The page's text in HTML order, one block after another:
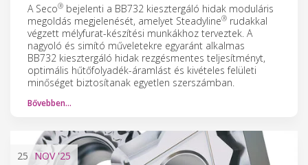
A Seco® bejelenti a BB732 kiesztergáló hidak moduláris
megoldás megjelenését, amelyet Steadyline® rudakkal
végzett mélyfurat-készítési munkákhoz terveztek. A
nagyoló és simító műveletekre egyaránt alkalmas
BB732 kiesztergáló hidak rezgésmentes teljesítményt,
optimális hűtőfolyadék-áramlást és kivételes felületi
minőséget biztosítanak egyetlen szerszámban.
Bővebben…
25 NOV'25